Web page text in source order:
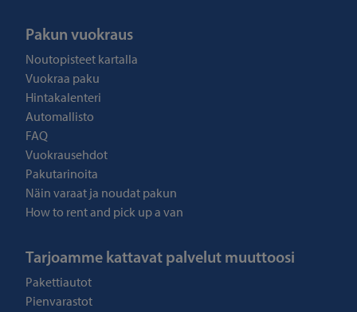
Pakun vuokraus
Noutopisteet kartalla
Vuokraa paku
Hintakalenteri
Automallisto
FAQ
Vuokrausehdot
Pakutarinoita
Näin varaat ja noudat pakun
How to rent and pick up a van
Tarjoamme kattavat palvelut muuttoosi
Pakettiautot
Pienvarastot